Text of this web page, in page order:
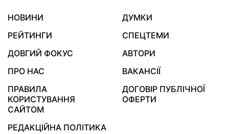
НОВИНИ
ДУМКИ
РЕЙТИНГИ
СПЕЦТЕМИ
ДОВГИЙ ФОКУС
АВТОРИ
ПРО НАС
ВАКАНСІЇ
ПРАВИЛА
КОРИСТУВАННЯ
САЙТОМ
ДОГОВІР ПУБЛІЧНОЇ
ОФЕРТИ
РЕДАКЦІЙНА ПОЛІТИКА